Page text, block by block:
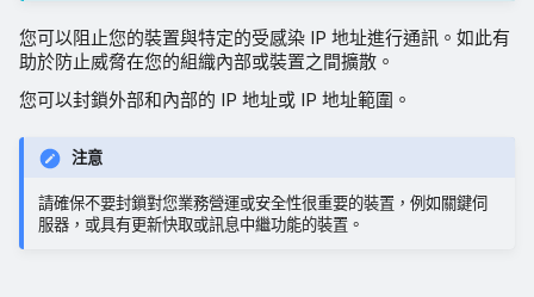
您可以阻止您的裝置與特定的受感染 IP 地址進行通訊。如此有
助於防止威脅在您的組織內部或裝置之間擴散。
您可以封鎖外部和內部的 IP 地址或 IP 地址範圍。
注意
請確保不要封鎖對您業務營運或安全性很重要的裝置，例如關鍵伺
服器，或具有更新快取或訊息中繼功能的裝置。